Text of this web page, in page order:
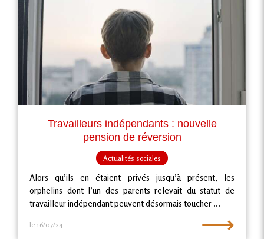
Travailleurs indépendants : nouvelle
pension de réversion
Actualités sociales
Alors qu’ils en étaient privés jusqu’à présent, les
orphelins dont l’un des parents relevait du statut de
travailleur indépendant peuvent désormais toucher ...
le 16/07/24 ⟶